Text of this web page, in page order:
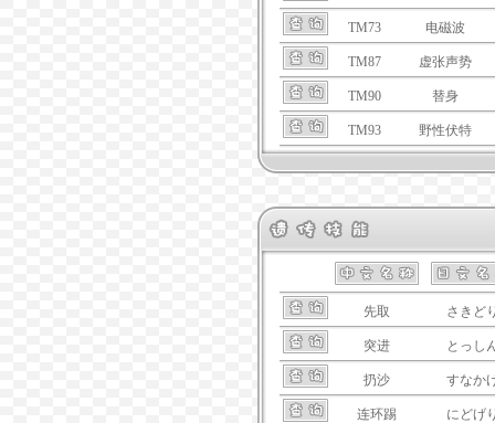
TM73 电磁波
TM87 虚张声势
TM90 替身
TM93 野性伏特
先取 さきど
突进 とっし
扔沙 すなか
连环踢 にどげ